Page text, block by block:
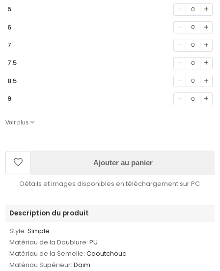
5 0
6 0
7 0
7.5 0
8.5 0
9 0
Voir plus
Ajouter au panier
Détails et images disponibles en téléchargement sur PC
Description du produit
Style: Simple
Matériau de la Doublure: PU
Matériau de la Semelle: Caoutchouc
Matériau Supérieur: Daim